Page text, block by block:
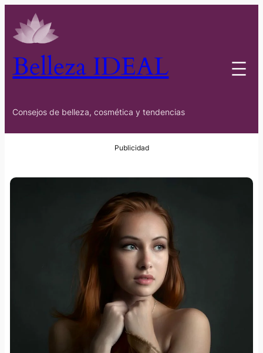
Belleza IDEAL
Consejos de belleza, cosmética y tendencias